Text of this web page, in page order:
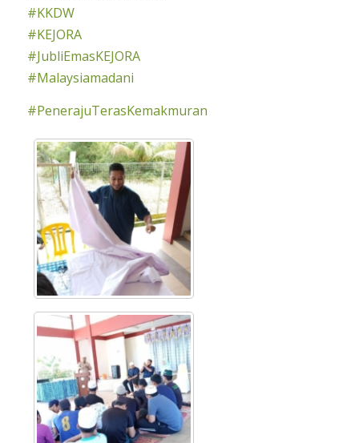
#KKDW
#KEJORA
#JubliEmasKEJORA
#Malaysiamadani
#PenerajuTerasKemakmuran